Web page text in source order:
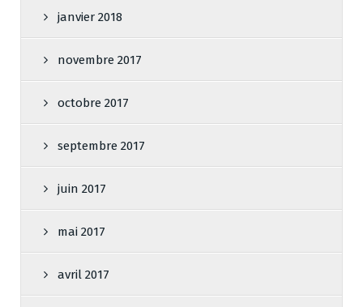
janvier 2018
novembre 2017
octobre 2017
septembre 2017
juin 2017
mai 2017
avril 2017